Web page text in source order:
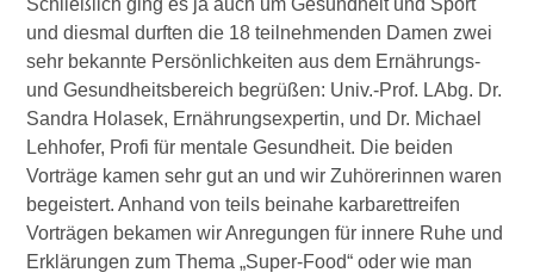
Schließlich ging es ja auch um Gesundheit und Sport
und diesmal durften die 18 teilnehmenden Damen zwei
sehr bekannte Persönlichkeiten aus dem Ernährungs-
und Gesundheitsbereich begrüßen: Univ.-Prof. LAbg. Dr.
Sandra Holasek, Ernährungsexpertin, und Dr. Michael
Lehhofer, Profi für mentale Gesundheit. Die beiden
Vorträge kamen sehr gut an und wir Zuhörerinnen waren
begeistert. Anhand von teils beinahe karbarettreifen
Vorträgen bekamen wir Anregungen für innere Ruhe und
Erklärungen zum Thema „Super-Food“ oder wie man